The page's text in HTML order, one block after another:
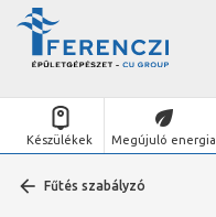
Készülékek Megújuló energia
Fűtés szabályzó